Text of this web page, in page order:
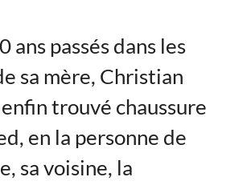
ans passés dans les
sa mère, Christian
trouvé chaussure
en la personne de
sa voisine, la